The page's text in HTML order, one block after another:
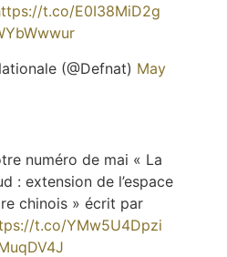
t.co/E0I38MiD2g
(@Defnat) May
numéro de mai « La
: extension de l’espace
chinois » écrit par
t.co/YMw5U4Dpzi